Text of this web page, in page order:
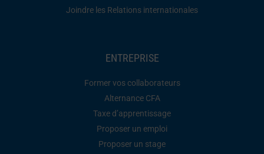
Joindre les Relations internationales
ENTREPRISE
Former vos collaborateurs
Alternance CFA
Taxe d’apprentissage
Proposer un emploi
Proposer un stage